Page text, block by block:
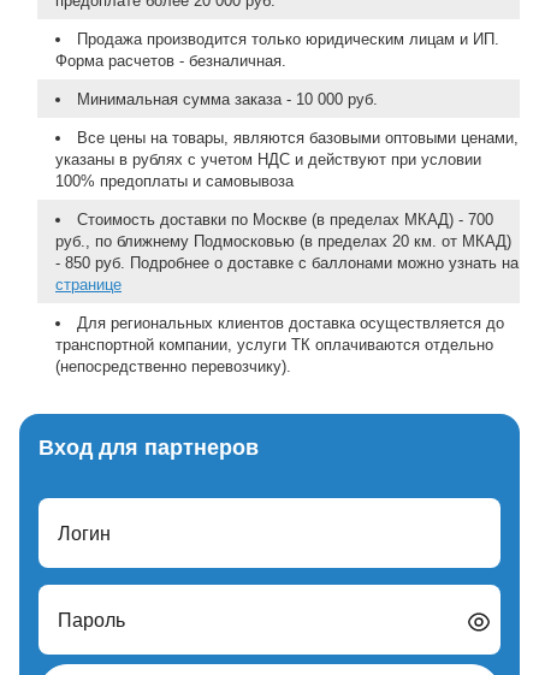
Продажа производится только юридическим лицам и ИП.
Форма расчетов - безналичная.
Минимальная сумма заказа - 10 000 руб.
Все цены на товары, являются базовыми оптовыми ценами,
указаны в рублях с учетом НДС и действуют при условии
100% предоплаты и самовывоза
Стоимость доставки по Москве (в пределах МКАД) - 700
руб., по ближнему Подмосковью (в пределах 20 км. от МКАД)
- 850 руб. Подробнее о доставке с баллонами можно узнать на
странице
Для региональных клиентов доставка осуществляется до
транспортной компании, услуги ТК оплачиваются отдельно
(непосредственно перевозчику).
Вход для партнеров
Логин
Пароль